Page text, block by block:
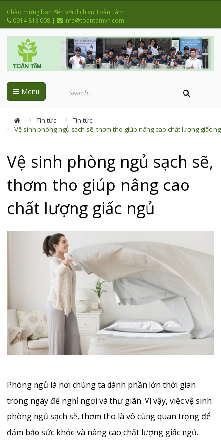
Chào mừng bạn đến với dịch vụ Toàn Tâm !
0914 818 008 | info@toantamvn.com
Menu
Tin tức
Tin tức
Vệ sinh phòng ngủ sạch sẽ, thơm tho giúp nâng cao chất lượng giấc
Vệ sinh phòng ngủ sạch sẽ,
thơm tho giúp nâng cao
chất lượng giấc ngủ
Phòng ngủ là nơi chúng ta dành phần lớn thời gian
trong ngày để nghỉ ngơi và thư giãn. Vì vậy, việc vệ sinh
phòng ngủ sạch sẽ, thơm tho là vô cùng quan trọng để
đảm bảo sức khỏe và nâng cao chất lượng giấc ngủ.